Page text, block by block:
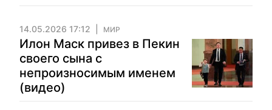
14.05.2026 17:12 МИР
Илон Маск привез в Пекин
своего сына с
непроизносимым именем
(видео)